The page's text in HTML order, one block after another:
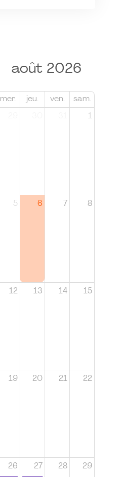
août 2026
mer. jeu. ven. sam.
1
5 6 7 8
12 13 14 15
19 20 21 22
26 27 28 29